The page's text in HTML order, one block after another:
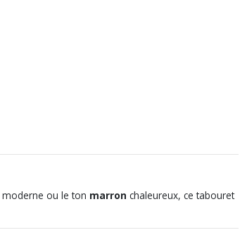
moderne ou le ton marron chaleureux, ce tabouret